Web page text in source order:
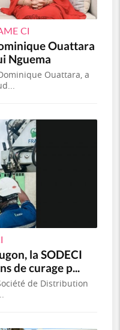
CI
Ouattara
Nguema
Ouattara, a
la SODECI
de curage p...
de Distribution